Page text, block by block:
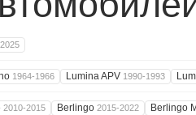
1964-1966 Lumina APV 1990-1993
2010-2015 Berlingo 2015-2022
Berlingo